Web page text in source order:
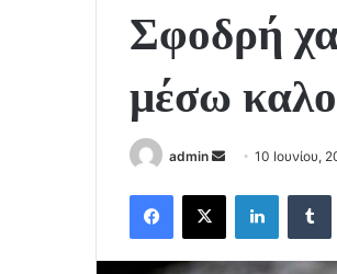
Σφοδρή
μέσω
admin
Send
email
10 Ιουνίου,
Facebook
X LinkedIn